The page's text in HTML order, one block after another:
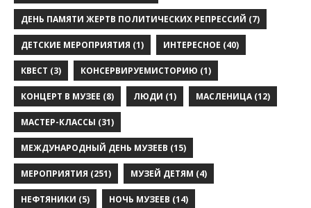
ДЕНЬ ПАМЯТИ ЖЕРТВ ПОЛИТИЧЕСКИХ РЕПРЕССИЙ (7)
ДЕТСКИЕ МЕРОПРИЯТИЯ (1) ИНТЕРЕСНОЕ (40)
КВЕСТ (3) КОНСЕРВИРУЕМИСТОРИЮ (1)
КОНЦЕРТ В МУЗЕЕ (8) ЛЮДИ (1) МАСЛЕНИЦА(12)
МАСТЕР-КЛАССЫ (31)
МЕЖДУНАРОДНЫЙ ДЕНЬ МУЗЕЕВ (15)
МЕРОПРИЯТИЯ (251) МУЗЕЙ ДЕТЯМ (4)
НЕФТЯНИКИ (5) НОЧЬ МУЗЕЕВ (14)